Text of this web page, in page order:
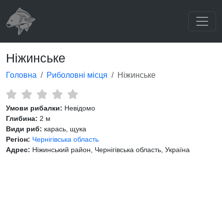
Ніжинське
Головна Риболовні місця Ніжинське
Умови рибалки: Невідомо
Глибина: 2 м
Види риб: карась, щука
Регіон: Чернігівська область
Адрес: Ніжинський район, Чернігівська область, Україна